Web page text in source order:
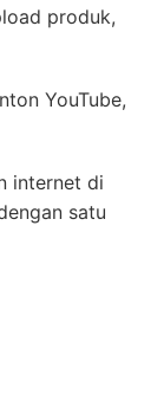
produk,
YouTube,
internet di
satu